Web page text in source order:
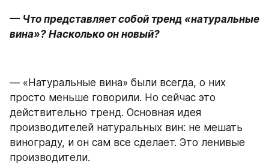
— Что представляет собой тренд «натуральные
вина»? Насколько он новый?
— «Натуральные вина» были всегда, о них
просто меньше говорили. Но сейчас это
действительно тренд. Основная идея
производителей натуральных вин: не мешать
винограду, и он сам все сделает. Это ленивые
производители.